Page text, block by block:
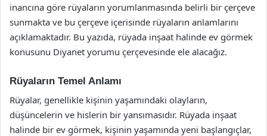
inancına göre rüyaların yorumlanmasında belirli bir çerçeve
sunmakta ve bu çerçeve içerisinde rüyaların anlamlarını
açıklamaktadır. Bu yazıda, rüyada inşaat halinde ev görmek
konusunu Diyanet yorumu çerçevesinde ele alacağız.
Rüyaların Temel Anlamı
Rüyalar, genellikle kişinin yaşamındaki olayların,
düşüncelerin ve hislerin bir yansımasıdır. Rüyada inşaat
halinde bir ev görmek, kişinin yaşamında yeni başlangıçlar,